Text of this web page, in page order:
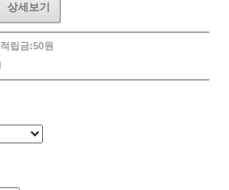
상세보기
적립금:50원